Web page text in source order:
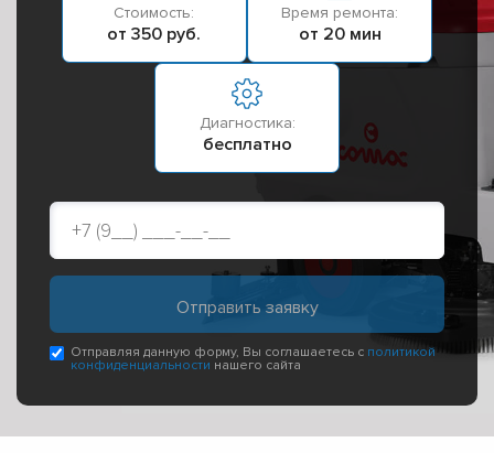
Стоимость:
от 350 руб.
Время ремонта:
от 20 мин
Диагностика:
бесплатно
Отправляя данную форму, Вы соглашаетесь с политикой
конфиденциальности нашего сайта